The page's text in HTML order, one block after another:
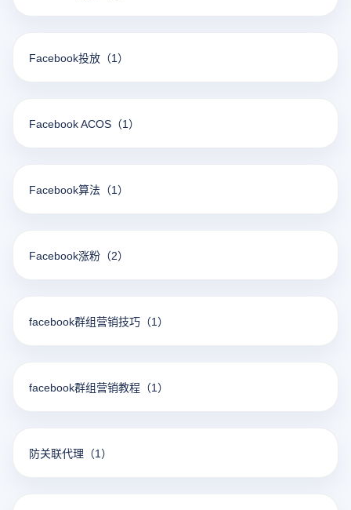
Facebook投放 （1）
Facebook ACOS （1）
Facebook算法 （1）
Facebook涨粉 （2）
facebook群组营销技巧 （1）
facebook群组营销教程 （1）
防关联代理 （1）